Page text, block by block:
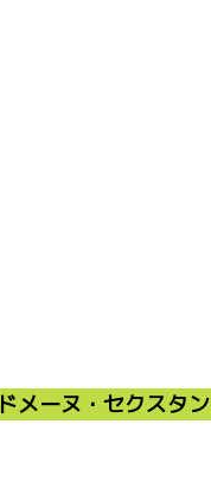
ドメーヌ・セクスタン